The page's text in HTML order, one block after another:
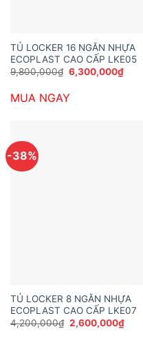
TỦ LOCKER 16 NGĂN NHỰA
ECOPLAST CAO CẤP LKE05
9,800,000₫ Giá
gốc
9,800,000₫.
6,300,000₫Giá
hiện
MUA NGAY
-38%
TỦ LOCKER 8 NGĂN NHỰA
ECOPLAST CAO CẤP LKE07
4,200,000₫ Giá
gốc
2,600,000₫Giá
hiện